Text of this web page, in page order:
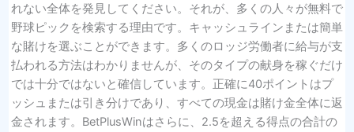
れない全体を発見してください。それが、多くの人々が無料で
野球ピックを検索する理由です。キャッシュラインまたは簡単
な賭けを選ぶことができます。多くのロッジ労働者に給与が支
払われる方法はわかりませんが、そのタイプの献身を稼ぐだけ
では十分ではないと確信しています。正確に40ポイントはプ
ッシュまたは引き分けであり、すべての現金は賭け金全体に返
金されます。BetPlusWinはさらに、2.5を超える得点の合計の